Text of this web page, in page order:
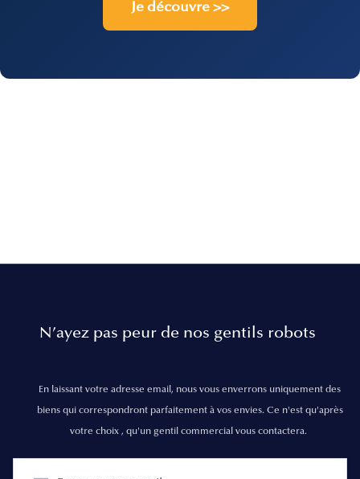
Je découvre >>
N’ayez pas peur de nos gentils robots
En laissant votre adresse email, nous vous enverrons uniquement des
biens qui correspondront parfaitement à vos envies. Ce n'est qu'après
votre choix , qu'un gentil commercial vous contactera.